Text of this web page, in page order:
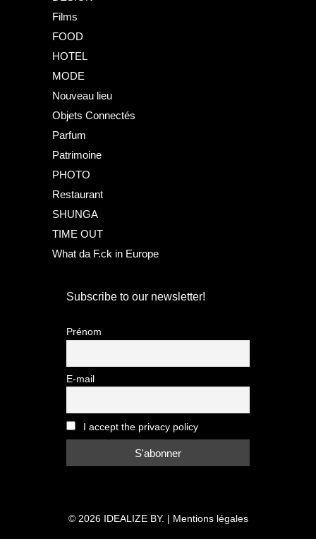
Films
FOOD
HOTEL
MODE
Nouveau lieu
Objets Connectés
Parfum
Patrimoine
PHOTO
Restaurant
SHUNGA
TIME OUT
What da F.ck in Europe
Subscribe to our newsletter!
Prénom
E-mail
I accept the privacy policy
© 2026 IDEALIZE BY. | Mentions légales